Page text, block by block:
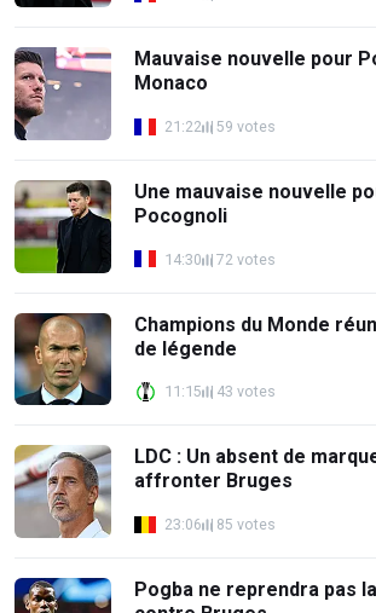
Mauvaise nouvelle pour
Monaco
21:22 59 votes
Une mauvaise nouvelle
Pocognoli
14:30 72 votes
Champions du Monde
de légende
11:15 43 votes
LDC : Un absent de
affronter Bruges
23:06 85 votes
Pogba ne reprendra pas